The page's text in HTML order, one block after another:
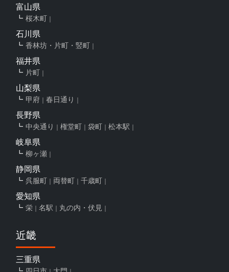
富山県
桜木町
石川県
香林坊・片町・竪町
福井県
片町
山梨県
甲府 春日通り
長野県
中央通り 権堂町 袋町 松本駅
岐阜県
柳ヶ瀬
静岡県
呉服町 両替町 千歳町
愛知県
栄 名駅 丸の内・伏見
近畿
三重県